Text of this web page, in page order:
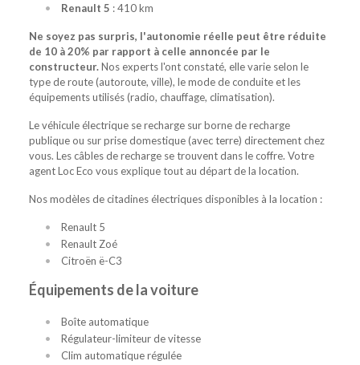
Renault 5 : 410 km
Ne soyez pas surpris, l'autonomie réelle peut être réduite
de 10 à 20% par rapport à celle annoncée par le
constructeur.Nos experts l'ont constaté, elle varie selon le
type de route (autoroute, ville), le mode de conduite et les
équipements utilisés (radio, chauffage, climatisation).
Le véhicule électrique se recharge sur borne de recharge
publique ou sur prise domestique (avec terre) directement chez
vous. Les câbles de recharge se trouvent dans le coffre. Votre
agent Loc Eco vous explique tout au départ de la location.
Nos modèles de citadines électriques disponibles à la location :
Renault 5
Renault Zoé
Citroën ë-C3
Équipements de la voiture
Boîte automatique
Régulateur-limiteur de vitesse
Clim automatique régulée